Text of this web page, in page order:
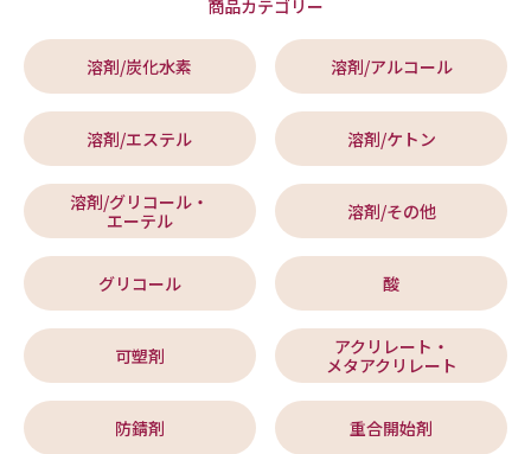
商品カテゴリー
溶剤/炭化水素 溶剤/アルコール
溶剤/エステル 溶剤/ケトン
溶剤/グリコール・
エーテル
溶剤/その他
グリコール 酸
可塑剤
アクリレート・
メタアクリレート
防錆剤 重合開始剤